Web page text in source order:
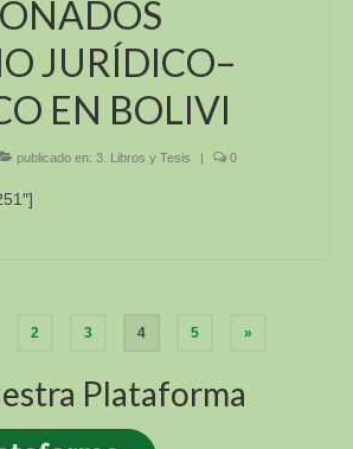
JURÍDICO–
EN BOLIVI
publicado en: 3. Libros y Tesis | 0
2 3 4 5 »
Plataforma